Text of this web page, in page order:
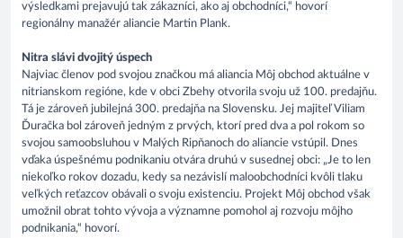
výsledkami prejavujú tak zákazníci, ako aj obchodníci,“ hovorí
regionálny manažér aliancie Martin Plank.
Nitra slávi dvojitý úspech
Najviac členov pod svojou značkou má aliancia Môj obchod aktuálne v
nitrianskom regióne, kde v obci Zbehy otvorila svoju už 100. predajňu.
Tá je zároveň jubilejná 300. predajňa na Slovensku. Jej majiteľ Viliam
Ďuračka bol zároveň jedným z prvých, ktorí pred dva a pol rokom so
svojou samoobsluhou v Malých Ripňanoch do aliancie vstúpil. Dnes
vďaka úspešnému podnikaniu otvára druhú v susednej obci: „Je to len
niekoľko rokov dozadu, kedy sa nezávislí maloobchodníci kvôli tlaku
veľkých reťazcov obávali o svoju existenciu. Projekt Môj obchod však
umožnil obrat tohto vývoja a významne pomohol aj rozvoju môjho
podnikania,“ hovorí.